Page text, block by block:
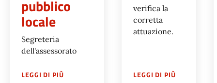
pubblico
locale
Segreteria
dell'assessorato
LEGGI DI PIÙSU ASSESSORATO POLITICHE DELLA
verifica la
corretta
attuazione.
LEGGI DI PIÙSU